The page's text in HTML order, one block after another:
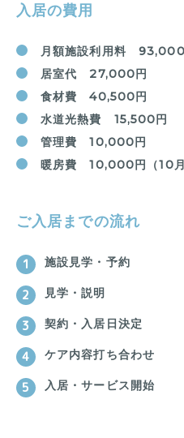
入居の費用
月額施設利用料 93,000
居室代 27,000円
食材費 40,500円
水道光熱費 15,500円
管理費 10,000円
暖房費 10,000円（10月
ご入居までの流れ
施設見学・予約
見学・説明
契約・入居日決定
ケア内容打ち合わせ
入居・サービス開始